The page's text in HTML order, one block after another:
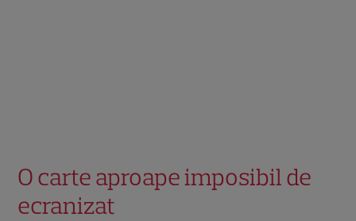
O carte aproape imposibil de
ecranizat